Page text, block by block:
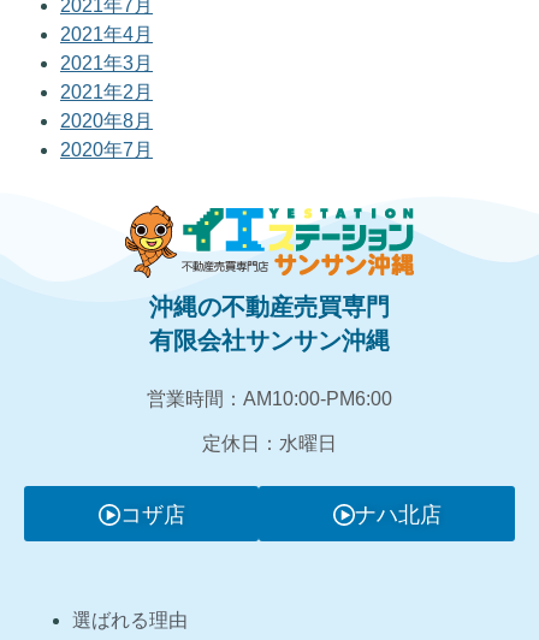
2021年7月
2021年4月
2021年3月
2021年2月
2020年8月
2020年7月
沖縄の不動産売買専門
有限会社サンサン沖縄
営業時間：AM10:00‐PM6:00
定休日：水曜日
コザ店 ナハ北店
選ばれる理由